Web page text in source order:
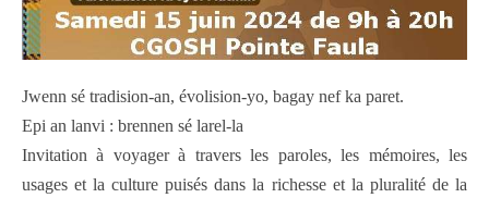
Jwenn sé tradision-an, évolision-yo, bagay nef ka paret.
Epi an lanvi : brennen sé larel-la
Invitation à voyager à travers les paroles, les mémoires, les
usages et la culture puisés dans la richesse et la pluralité de la